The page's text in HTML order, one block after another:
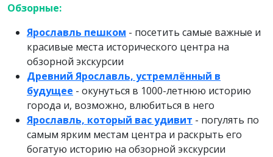
Обзорные:
Ярославль пешком - посетить самые важные и
красивые места исторического центра на
обзорной экскурсии
Древний Ярославль, устремлённый в
будущее - окунуться в 1000-летнюю историю
города и, возможно, влюбиться в него
Ярославль, который вас удивит - погулять по
самым ярким местам центра и раскрыть его
богатую историю на обзорной экскурсии